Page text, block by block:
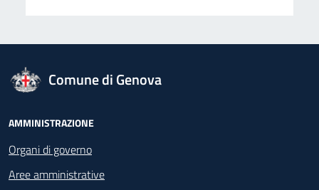
logo Unione Europea
Comune di Genova
Footer - Navigazione
AMMINISTRAZIONE
Organi di governo
Aree amministrative